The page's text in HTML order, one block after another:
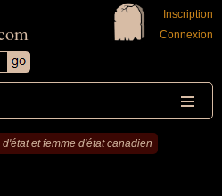
Inscription
Connexion
et femme d'état canadien